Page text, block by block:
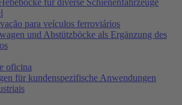
para veículos ferroviários
oficina